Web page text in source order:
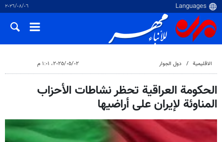
٠٦‏/٠٨‏/٢٠٢٦
الاقلیمیة دول الجوار ٠٢‏/٠٥‏/٢٠٢٥، ١:٠١ م
الحكومة العراقية تحظر نشاطات الأحزاب
المناوئة لإيران على أراضيها